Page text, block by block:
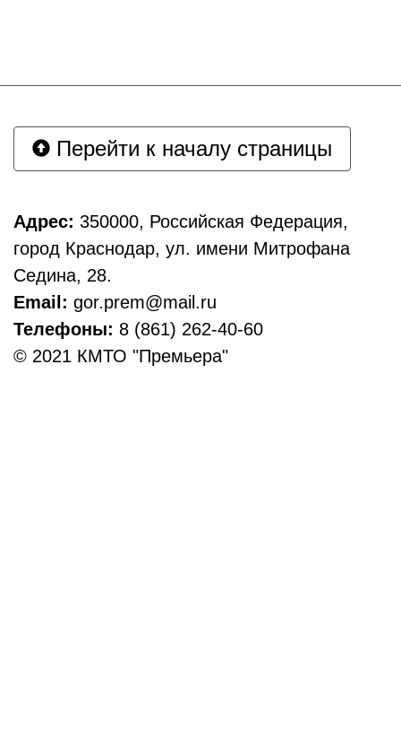
Перейти к началу страницы
Адрес: 350000, Российская Федерация,
город Краснодар, ул. имени Митрофана
Седина, 28.
Email: gor.prem@mail.ru
Телефоны: 8 (861) 262-40-60
© 2021 КМТО "Премьера"